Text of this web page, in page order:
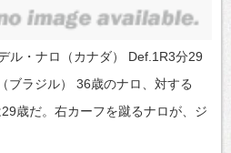
ル・ナロ（カナダ） Def.1R3分29
ブラジル） 36歳のナロ、対する
歳だ。右カーフを蹴るナロが、ジ